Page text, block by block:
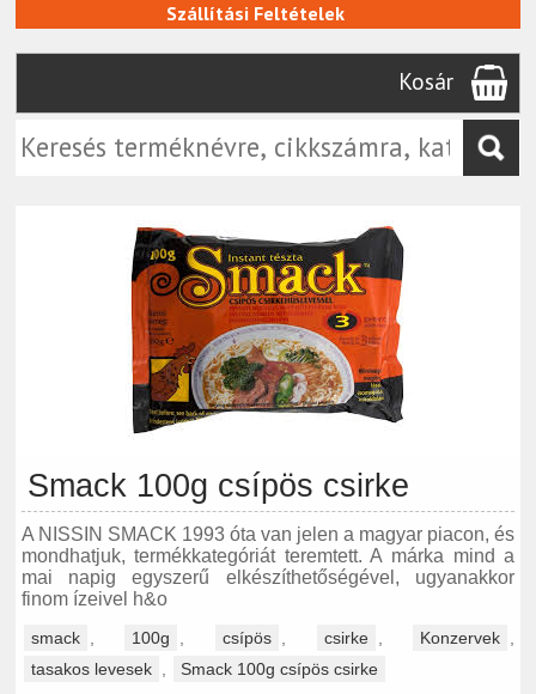
Szállítási Feltételek
Kosár
Smack 100g csípös csirke
A NISSIN SMACK 1993 óta van jelen a magyar piacon, és
mondhatjuk, termékkategóriát teremtett. A márka mind a
mai napig egyszerű elkészíthetőségével, ugyanakkor
finom ízeivel h&o
smack 100g csípös csirke Konzervek
tasakos levesek
Smack 100g csípös csirke